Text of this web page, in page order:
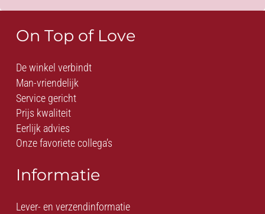
On Top of Love
De winkel verbindt
Man-vriendelijk
Service gericht
Prijs kwaliteit
Eerlijk advies
Onze favoriete collega’s
Informatie
Lever- en verzendinformatie